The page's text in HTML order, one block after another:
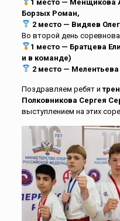
1 место — Менщикова
Борзых Роман,
2 место — Видяев
Во второй день
1 место — Братцева
и в команде)
2 место — Мелентьева
Поздравляем ребят и
Полковникова Сергея
выступлением на этих